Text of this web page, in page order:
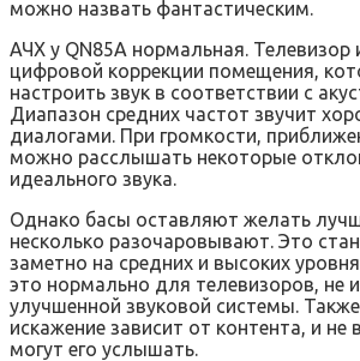
можно назвать фантастическим.
АЧХ у QN85A нормальная.
цифровой коррекции помещения,
настроить звук в соответствии с
Диапазон средних частот звучит
диалогами. При громкости,
можно расслышать некоторые
идеального звука.
Однако басы оставляют желать
несколько разочаровывают. Это
заметно на средних и высоких
это нормально для телевизоров, не
улучшенной звуковой системы.
искажение зависит от контента, и не
могут его услышать.